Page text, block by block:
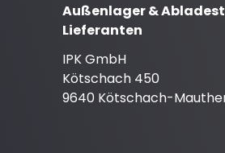
Außenlager &
Lieferanten
IPK GmbH
Kötschach 450
9640 Kötschach-